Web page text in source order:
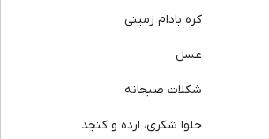
کره بادام زمینی
عسل
شکلات صبحانه
حلوا شکری، ارده و کنجد